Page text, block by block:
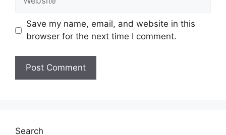
Save my name, email, and website in this
browser for the next time I comment.
Search